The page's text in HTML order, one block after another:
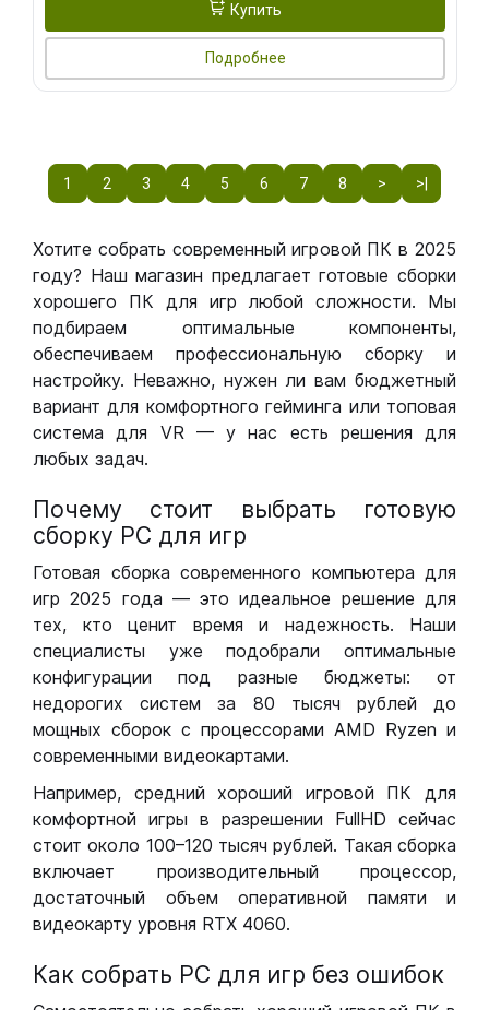
Купить
Подробнее
1 2 3 4 5 6 7 8 > >|
Хотите собрать современный игровой ПК в 2025
году? Наш магазин предлагает готовые сборки
хорошего ПК для игр любой сложности. Мы
подбираем оптимальные компоненты,
обеспечиваем профессиональную сборку и
настройку. Неважно, нужен ли вам бюджетный
вариант для комфортного гейминга или топовая
система для VR — у нас есть решения для
любых задач.
Почему стоит выбрать готовую
сборку РС для игр
Готовая сборка современного компьютера для
игр 2025 года — это идеальное решение для
тех, кто ценит время и надежность. Наши
специалисты уже подобрали оптимальные
конфигурации под разные бюджеты: от
недорогих систем за 80 тысяч рублей до
мощных сборок с процессорами AMD Ryzen и
современными видеокартами.
Например, средний хороший игровой ПК для
комфортной игры в разрешении FullHD сейчас
стоит около 100–120 тысяч рублей. Такая сборка
включает производительный процессор,
достаточный объем оперативной памяти и
видеокарту уровня RTX 4060.
Как собрать РС для игр без ошибок